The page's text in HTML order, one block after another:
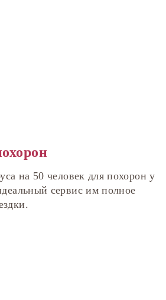
на 50 человек для похорон у
сервис им полное